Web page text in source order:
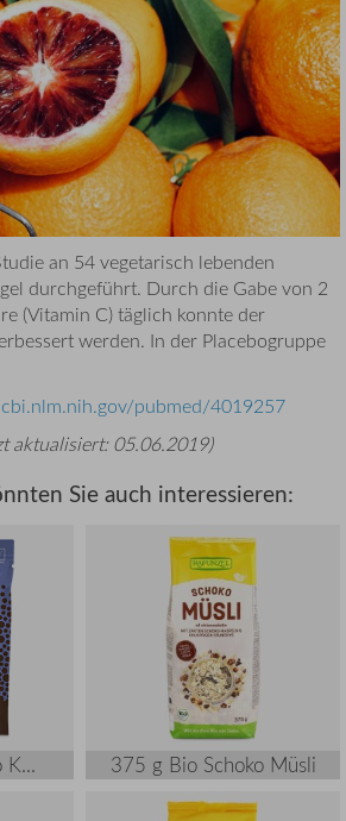
an 54 vegetarisch lebenden
durchgeführt. Durch die Gabe von 2
(Vitamin C) täglich konnte der
werden. In der Placebogruppe
pubmed/4019257
aktualisiert:05.06.2019)
Sie auch interessieren:
K... 375 g Bio Schoko Müsli